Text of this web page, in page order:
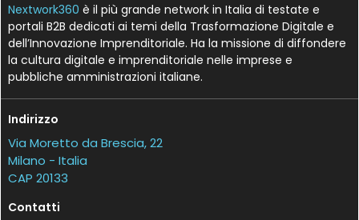
Nextwork360 è il più grande network in Italia di testate e
portali B2B dedicati ai temi della Trasformazione Digitale e
dell’Innovazione Imprenditoriale. Ha la missione di diffondere
la cultura digitale e imprenditoriale nelle imprese e
pubbliche amministrazioni italiane.
Indirizzo
Via Moretto da Brescia, 22
Milano - Italia
CAP 20133
Contatti